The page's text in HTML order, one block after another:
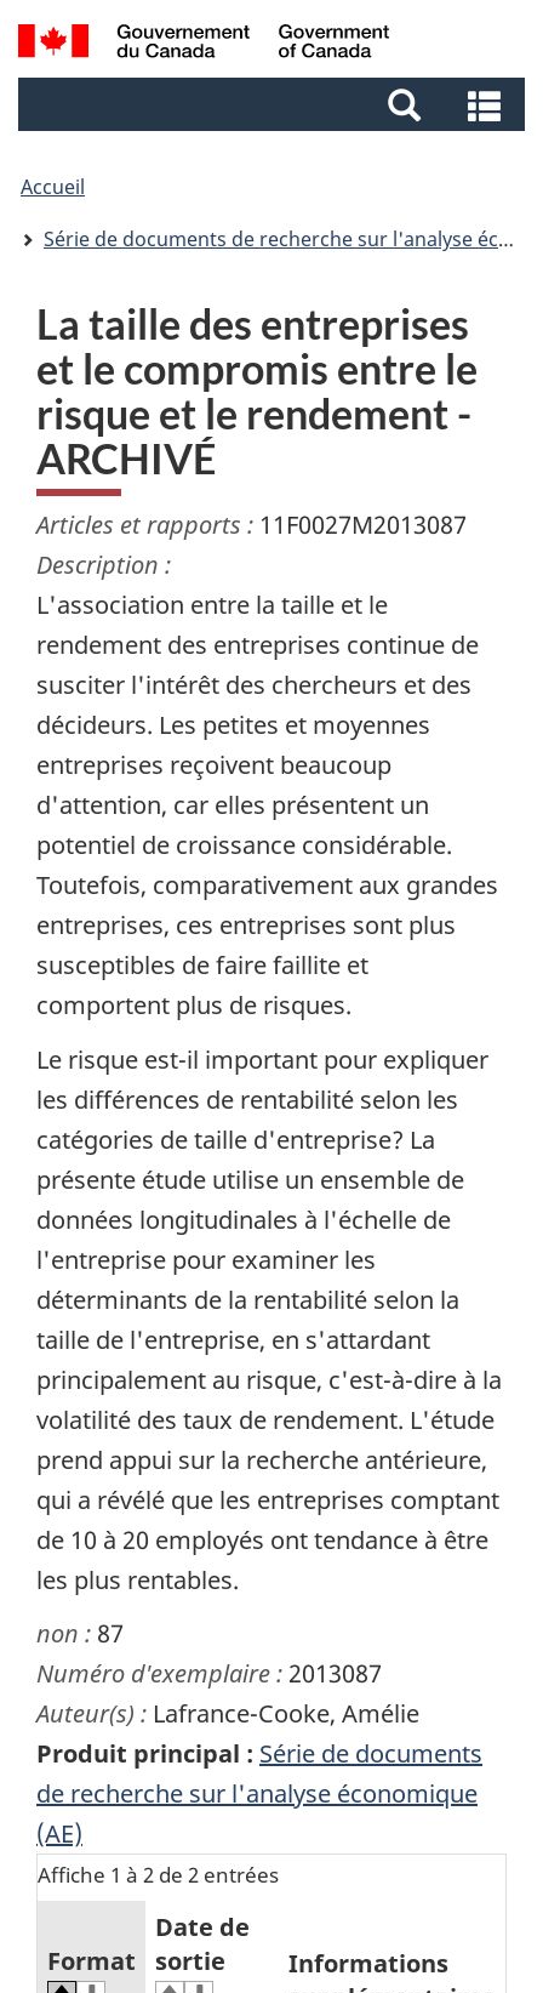
Aller
au
Aller
au
Passer
à
Recherche
et
et
Accueil
Série de documents de recherche sur l'analyse économique (AE)
La taille des entreprises
et le compromis entre le
risque et le rendement -
ARCHIVÉ
Articles et rapports : 11F0027M2013087
Description :
L'association entre la taille et le
rendement des entreprises continue de
susciter l'intérêt des chercheurs et des
décideurs. Les petites et moyennes
entreprises reçoivent beaucoup
d'attention, car elles présentent un
potentiel de croissance considérable.
Toutefois, comparativement aux grandes
entreprises, ces entreprises sont plus
susceptibles de faire faillite et
comportent plus de risques.
Le risque est-il important pour expliquer
les différences de rentabilité selon les
catégories de taille d'entreprise? La
présente étude utilise un ensemble de
données longitudinales à l'échelle de
l'entreprise pour examiner les
déterminants de la rentabilité selon la
taille de l'entreprise, en s'attardant
principalement au risque, c'est-à-dire à la
volatilité des taux de rendement. L'étude
prend appui sur la recherche antérieure,
qui a révélé que les entreprises comptant
de 10 à 20 employés ont tendance à être
les plus rentables.
non : 87
Numéro d'exemplaire : 2013087
Auteur(s) : Lafrance-Cooke, Amélie
Produit principal : Série de documents
de recherche sur l'analyse économique
(AE)
Affiche 1 à 2 de 2 entrées
Format
Date de
sortie
Informations